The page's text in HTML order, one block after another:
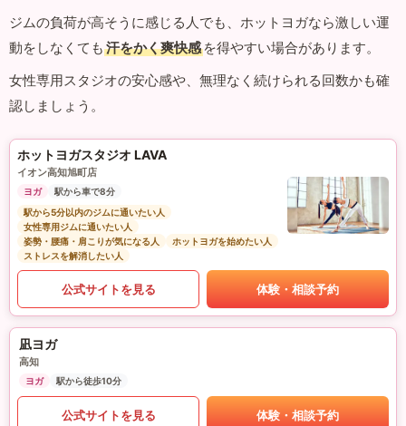
ジムの負荷が高そうに感じる人でも、ホットヨガなら激しい運
動をしなくても 汗をかく爽快感 を得やすい場合があります。
女性専用スタジオの安心感や、無理なく続けられる回数かも確
認しましょう。
ホットヨガスタジオ LAVA
イオン高知旭町店
ヨガ
駅から車で8分
駅から5分以内のジムに通いたい人
女性専用ジムに通いたい人
姿勢・腰痛・肩こりが気になる人
ホットヨガを始めたい人
ストレスを解消したい人
公式サイトを見る 体験・相談予約
凪ヨガ
高知
ヨガ 駅から徒歩10分
公式サイトを見る 体験・相談予約